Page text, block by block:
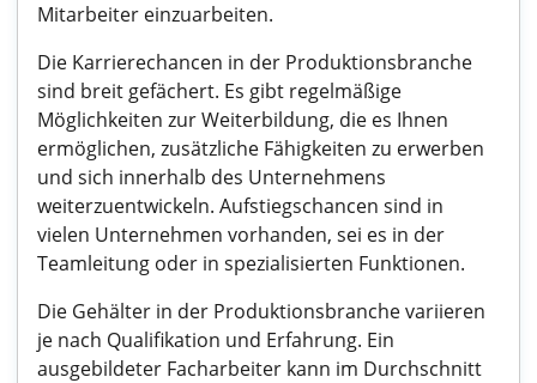
Mitarbeiter einzuarbeiten.
Die Karrierechancen in der Produktionsbranche
sind breit gefächert. Es gibt regelmäßige
Möglichkeiten zur Weiterbildung, die es Ihnen
ermöglichen, zusätzliche Fähigkeiten zu erwerben
und sich innerhalb des Unternehmens
weiterzuentwickeln. Aufstiegschancen sind in
vielen Unternehmen vorhanden, sei es in der
Teamleitung oder in spezialisierten Funktionen.
Die Gehälter in der Produktionsbranche variieren
je nach Qualifikation und Erfahrung. Ein
ausgebildeter Facharbeiter kann im Durchschnitt